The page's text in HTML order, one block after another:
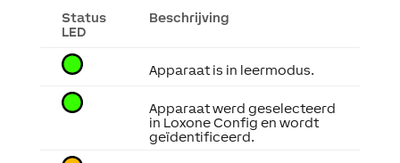
Status
LED
Beschrijving
Apparaat is in leermodus.
Apparaat werd geselecteerd
in Loxone Config en wordt
geïdentificeerd.